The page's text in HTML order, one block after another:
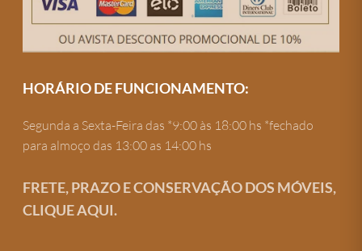
HORÁRIO DE FUNCIONAMENTO:
Segunda a Sexta-Feira das *9:00 às 18:00 hs *fechado
para almoço das 13:00 as 14:00 hs
FRETE, PRAZO E CONSERVAÇÃO DOS MÓVEIS,
CLIQUE AQUI.